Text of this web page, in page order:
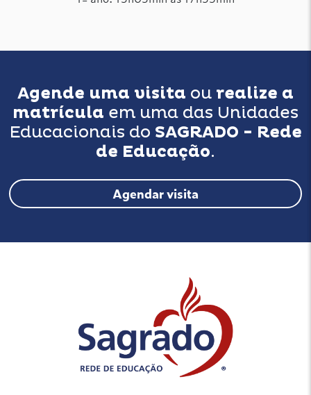
Agende uma visita ou realize a
matrícula em uma das Unidades
Educacionais do SAGRADO - Rede
de Educação.
Agendar visita